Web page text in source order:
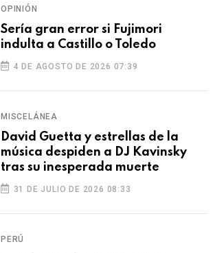
OPINIÓN
Sería gran error si Fujimori
indulta a Castillo o Toledo
4 DE AGOSTO DE 2026 07:39
MISCELÁNEA
David Guetta y estrellas de la
música despiden a DJ Kavinsky
tras su inesperada muerte
31 DE JULIO DE 2026 08:33
PERÚ